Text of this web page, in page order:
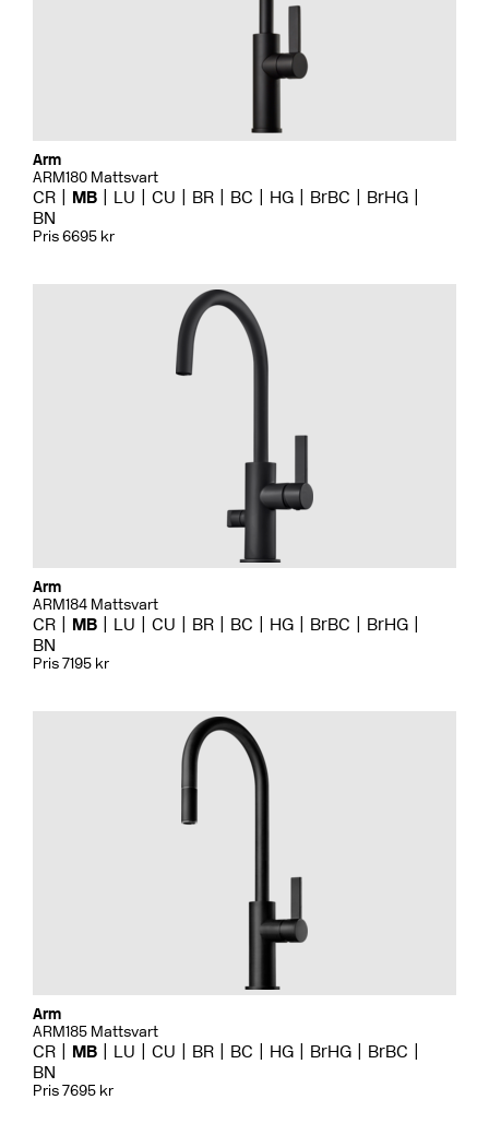
Arm
ARM180 Mattsvart
CR MB LU CU BR BC HG BrBC
BrHG
BN
Pris 6695 kr
Arm
ARM184 Mattsvart
CR MB LU CU BR BC HG BrBC
BrHG
BN
Pris 7195 kr
Arm
ARM185 Mattsvart
CR MB LU CU BR BC HG BrHG
BrBC
BN
Pris 7695 kr